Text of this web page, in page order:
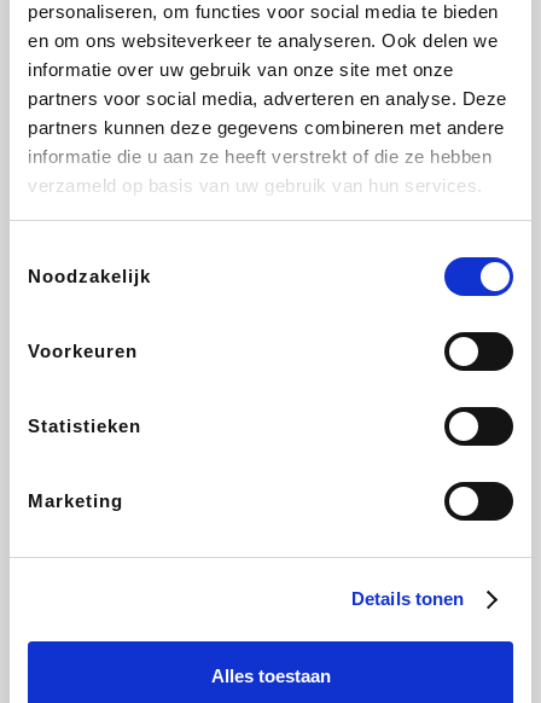
personaliseren, om functies voor social media te bieden
en om ons websiteverkeer te analyseren. Ook delen we
informatie over uw gebruik van onze site met onze
partners voor social media, adverteren en analyse. Deze
partners kunnen deze gegevens combineren met andere
informatie die u aan ze heeft verstrekt of die ze hebben
verzameld op basis van uw gebruik van hun services.
Noodzakelijk
Voorkeuren
Statistieken
Marketing
Details tonen
Alles toestaan
Weekendesk Sarenza Schiesser Interhome
Lufthansa
CheapTickets.be DeubaXXL